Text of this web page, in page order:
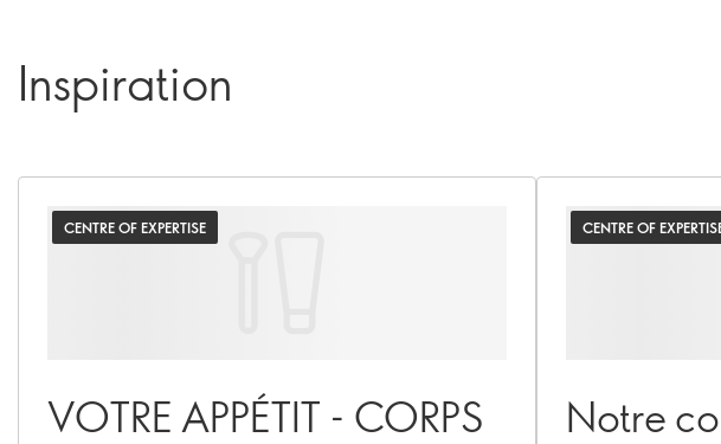
Inspiration
CENTRE OF EXPERTISE
VOTRE APPÉTIT - CORPS
CENTRE OF
Notre